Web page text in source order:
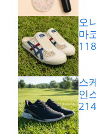
오
마
스
인